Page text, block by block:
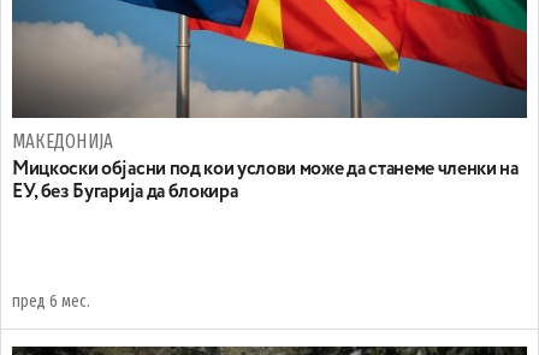
МАКЕДОНИЈА
Mицкоски објасни под кои услови може да станеме членки на
ЕУ, без Бугарија да блокира
пред 6 мес.